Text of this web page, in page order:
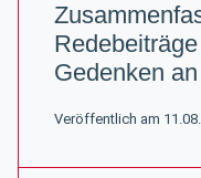
Spenden &
Unterstützung &
Gedenken
Veröffentlich am